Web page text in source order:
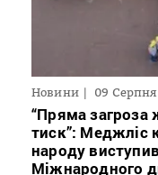
Новини 09 Серпня
“Пряма загроза
тиск”: Меджліс
народу
Міжнародного